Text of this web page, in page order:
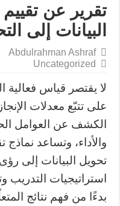
تقرير عن
البيانات إلى
Abdulrahman Ashraf
Uncategorized
لا يقتصر قياس فعالية
على تتبّع معدلات
الكشف عن العوامل
والأداء، وتساعد
تحويل البيانات إلى
استراتيجيات التدريب
بدءًا من فهم نتائج